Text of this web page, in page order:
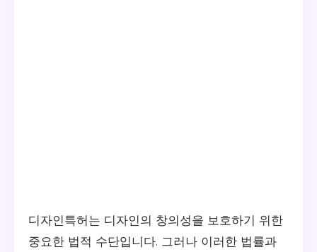
디자인특허는 디자인의 창의성을 보호하기 위한
중요한 법적 수단입니다. 그러나 이러한 법률과